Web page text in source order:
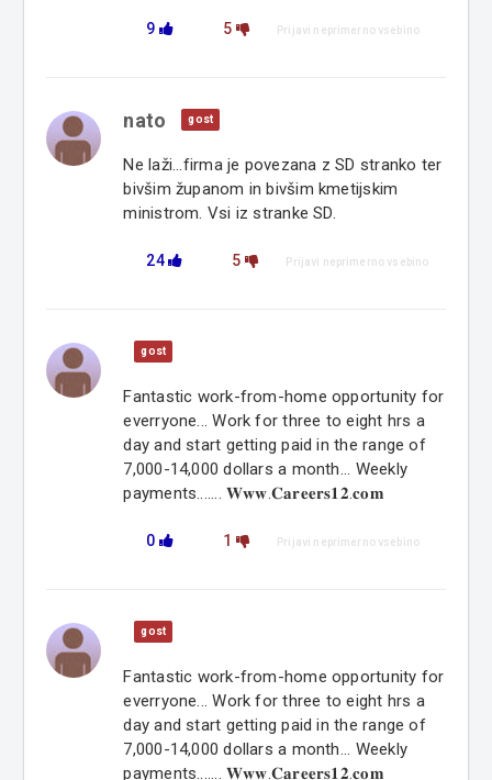
9 5 Prijavi neprimerno vsebino
nato gost
Ne laži...firma je povezana z SD stranko ter
bivšim županom in bivšim kmetijskim
ministrom. Vsi iz stranke SD.
24 5 Prijavi neprimerno vsebino
gost
Fantastic work-from-home opportunity for
everryone... Work for three to eight hrs a
day and start getting paid in the range of
7,000-14,000 dollars a month... Weekly
payments....... 𝐖𝐰𝐰.𝐂𝐚𝐫𝐞𝐞𝐫𝐬𝟏𝟐.𝐜𝐨𝐦
0 1 Prijavi neprimerno vsebino
gost
Fantastic work-from-home opportunity for
everryone... Work for three to eight hrs a
day and start getting paid in the range of
7,000-14,000 dollars a month... Weekly
payments....... 𝐖𝐰𝐰.𝐂𝐚𝐫𝐞𝐞𝐫𝐬𝟏𝟐.𝐜𝐨𝐦